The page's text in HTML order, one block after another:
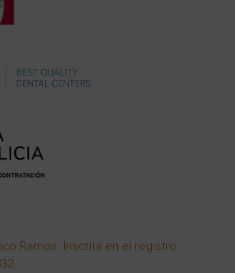
Ramos. Inscrita en el registro